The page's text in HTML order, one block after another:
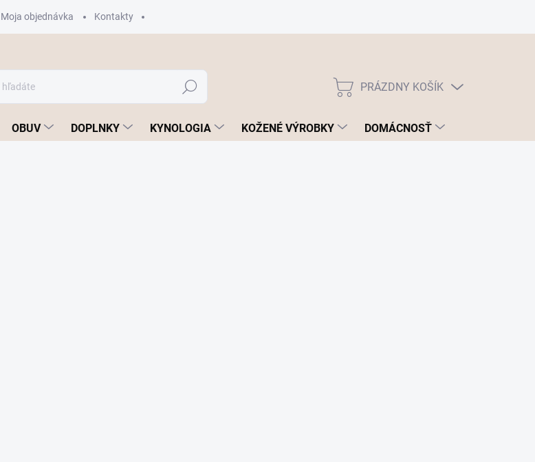
Moja objednávka Kontakty
Hľadať
NÁKUPNÝ
PRÁZDNY KOŠÍK
OBUV DOPLNKY KYNOLOGIA KOŽENÉ VÝROBKY DOMÁCNOSŤ